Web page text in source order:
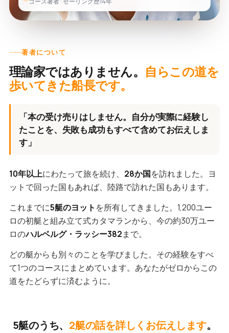
著者について
理論家ではありません。 自らこの道を
歩いてきた船長です。
「本の受け売りはしません。自分が実際に経験し
たことを、失敗も成功もすべて含めてお伝えしま
す」
10年以上にわたって旅を続け、 28か国を訪れました。ヨ
ットで回った国もあれば、陸路で訪れた国もあります。
これまでに5艇のヨット を所有してきました。1,200ユー
ロの初艇と組み立て式カタマランから、今の約30万ユー
ロのハルベルグ・ラッシー382まで。
どの艇からも別々のことを学びました。その経験をすべ
て1つのコースにまとめています。あなたがゼロからこの
道をたどらずに済むように。
5艇のうち、 2艇の話を詳しくお伝えします。